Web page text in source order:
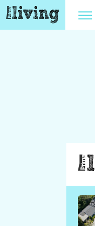
DĚTSKÝ POKOJ